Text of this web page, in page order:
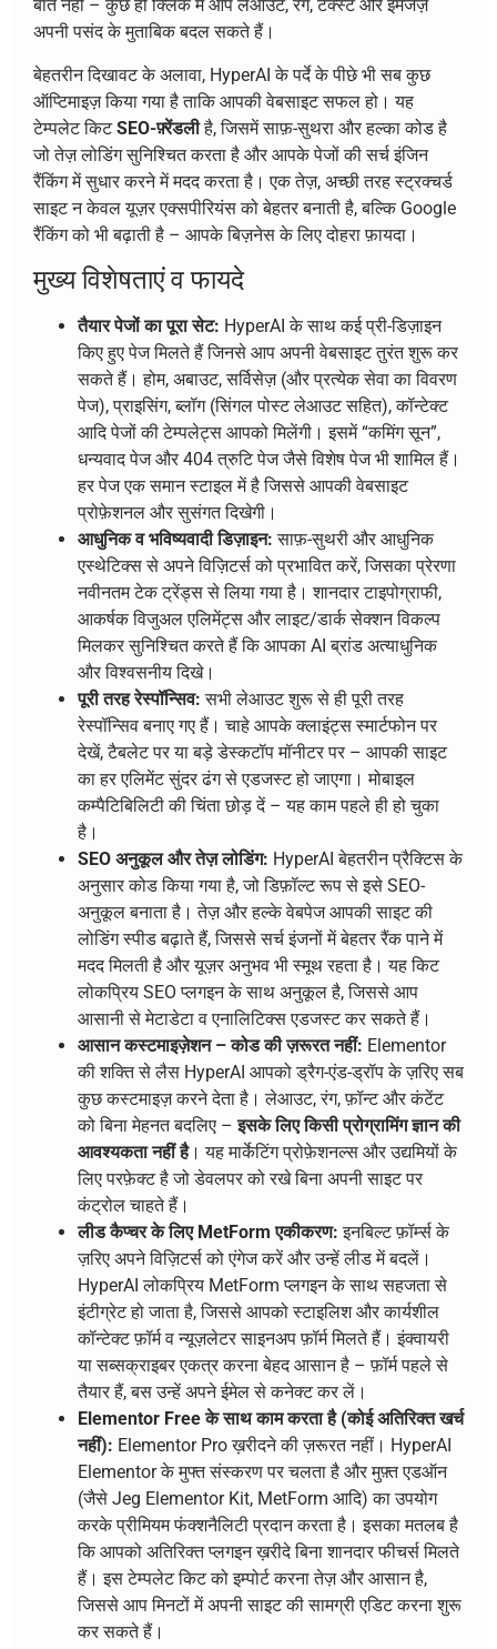
बात नहीं – कुछ ही क्लिक में आप लेआउट, रंग, टेक्स्ट और इमेजेज़
अपनी पसंद के मुताबिक बदल सकते हैं।
बेहतरीन दिखावट के अलावा, HyperAI के पर्दे के पीछे भी सब कुछ
ऑप्टिमाइज़ किया गया है ताकि आपकी वेबसाइट सफल हो। यह
टेम्पलेट किटSEO-फ़्रेंडलीहै, जिसमें साफ़-सुथरा और हल्का कोड है
जो तेज़ लोडिंग सुनिश्चित करता है और आपके पेजों की सर्च इंजिन
रैंकिंग में सुधार करने में मदद करता है। एक तेज़, अच्छी तरह स्ट्रक्चर्ड
साइट न केवल यूज़र एक्सपीरियंस को बेहतर बनाती है, बल्कि Google
रैंकिंग को भी बढ़ाती है – आपके बिज़नेस के लिए दोहरा फ़ायदा।
मुख्य विशेषताएं व फायदे
तैयार पेजों का पूरा सेट: HyperAI के साथ कई प्री-डिज़ाइन
किए हुए पेज मिलते हैं जिनसे आप अपनी वेबसाइट तुरंत शुरू कर
सकते हैं। होम, अबाउट, सर्विसेज़ (और प्रत्येक सेवा का विवरण
पेज), प्राइसिंग, ब्लॉग (सिंगल पोस्ट लेआउट सहित), कॉन्टेक्ट
आदि पेजों की टेम्पलेट्स आपको मिलेंगी। इसमें “कमिंग सून”,
धन्यवाद पेज और 404 त्रुटि पेज जैसे विशेष पेज भी शामिल हैं।
हर पेज एक समान स्टाइल में है जिससे आपकी वेबसाइट
प्रोफ़ेशनल और सुसंगत दिखेगी।
आधुनिक व भविष्यवादी डिज़ाइन: साफ़-सुथरी और आधुनिक
एस्थेटिक्स से अपने विज़िटर्स को प्रभावित करें, जिसका प्रेरणा
नवीनतम टेक ट्रेंड्स से लिया गया है। शानदार टाइपोग्राफी,
आकर्षक विजुअल एलिमेंट्स और लाइट/डार्क सेक्शन विकल्प
मिलकर सुनिश्चित करते हैं कि आपका AI ब्रांड अत्याधुनिक
और विश्वसनीय दिखे।
पूरी तरह रेस्पॉन्सिव: सभी लेआउट शुरू से ही पूरी तरह
रेस्पॉन्सिव बनाए गए हैं। चाहे आपके क्लाइंट्स स्मार्टफोन पर
देखें, टैबलेट पर या बड़े डेस्कटॉप मॉनीटर पर – आपकी साइट
का हर एलिमेंट सुंदर ढंग से एडजस्ट हो जाएगा। मोबाइल
कम्पैटिबिलिटी की चिंता छोड़ दें – यह काम पहले ही हो चुका
है।
SEO अनुकूल और तेज़ लोडिंग: HyperAI बेहतरीन प्रैक्टिस के
अनुसार कोड किया गया है, जो डिफ़ॉल्ट रूप से इसे SEO-
अनुकूल बनाता है। तेज़ और हल्के वेबपेज आपकी साइट की
लोडिंग स्पीड बढ़ाते हैं, जिससे सर्च इंजनों में बेहतर रैंक पाने में
मदद मिलती है और यूज़र अनुभव भी स्मूथ रहता है। यह किट
लोकप्रिय SEO प्लगइन के साथ अनुकूल है, जिससे आप
आसानी से मेटाडेटा व एनालिटिक्स एडजस्ट कर सकते हैं।
आसान कस्टमाइज़ेशन – कोड की ज़रूरत नहीं: Elementor
की शक्ति से लैस HyperAI आपको ड्रैग-एंड-ड्रॉप के ज़रिए सब
कुछ कस्टमाइज़ करने देता है। लेआउट, रंग, फ़ॉन्ट और कंटेंट
को बिना मेहनत बदलिए –इसके लिए किसी प्रोग्रामिंग ज्ञान की
आवश्यकता नहीं है। यह मार्केटिंग प्रोफ़ेशनल्स और उद्यमियों के
लिए परफ़ेक्ट है जो डेवलपर को रखे बिना अपनी साइट पर
कंट्रोल चाहते हैं।
लीड कैप्चर के लिए MetForm एकीकरण: इनबिल्ट फ़ॉर्म्स के
ज़रिए अपने विज़िटर्स को एंगेज करें और उन्हें लीड में बदलें।
HyperAI लोकप्रिय MetForm प्लगइन के साथ सहजता से
इंटीग्रेट हो जाता है, जिससे आपको स्टाइलिश और कार्यशील
कॉन्टेक्ट फ़ॉर्म व न्यूज़लेटर साइनअप फ़ॉर्म मिलते हैं। इंक्वायरी
या सब्सक्राइबर एकत्र करना बेहद आसान है – फ़ॉर्म पहले से
तैयार हैं, बस उन्हें अपने ईमेल से कनेक्ट कर लें।
Elementor Free के साथ काम करता है (कोई अतिरिक्त खर्च
नहीं): Elementor Pro ख़रीदने की ज़रूरत नहीं। HyperAI
Elementor के मुफ्त संस्करण पर चलता है और मुफ़्त एडऑन
(जैसे Jeg Elementor Kit, MetForm आदि) का उपयोग
करके प्रीमियम फंक्शनैलिटी प्रदान करता है। इसका मतलब है
कि आपको अतिरिक्त प्लगइन ख़रीदे बिना शानदार फीचर्स मिलते
हैं। इस टेम्पलेट किट को इम्पोर्ट करना तेज़ और आसान है,
जिससे आप मिनटों में अपनी साइट की सामग्री एडिट करना शुरू
कर सकते हैं।